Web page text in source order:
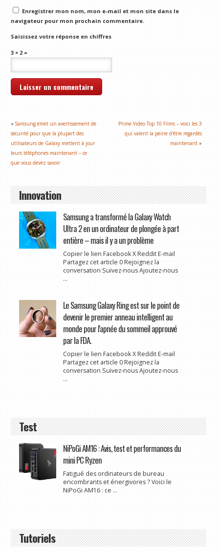
Enregistrer mon nom, mon e-mail et mon site dans le
navigateur pour mon prochain commentaire.
Saisissez votre réponse en chiffres
3 × 2 =
«Samsung émet un avertissement de
sécurité pour que la plupart des
utilisateurs de Galaxy mettent à jour
leurs téléphones maintenant – ce
que vous devez savoir
Prime Video Top 10 Films – voici les 3
qui valent la peine d'être regardés
maintenant »
Innovation
Samsung a transformé la Galaxy Watch
Ultra 2 en un ordinateur de plongée à part
entière – mais il y a un problème
Copier le lien Facebook X Reddit E-mail
Partagez cet article 0 Rejoignez la
conversation Suivez-nous Ajoutez-nous
...
Le Samsung Galaxy Ring est sur le point de
devenir le premier anneau intelligent au
monde pour l'apnée du sommeil approuvé
par la FDA.
Copier le lien Facebook X Reddit E-mail
Partagez cet article 0 Rejoignez la
conversation Suivez-nous Ajoutez-nous
...
Test
NiPoGi AM16 : Avis, test et performances du
mini PC Ryzen
Fatigué des ordinateurs de bureau
encombrants et énergivores ? Voici le
NiPoGi AM16 : ce ...
Tutoriels